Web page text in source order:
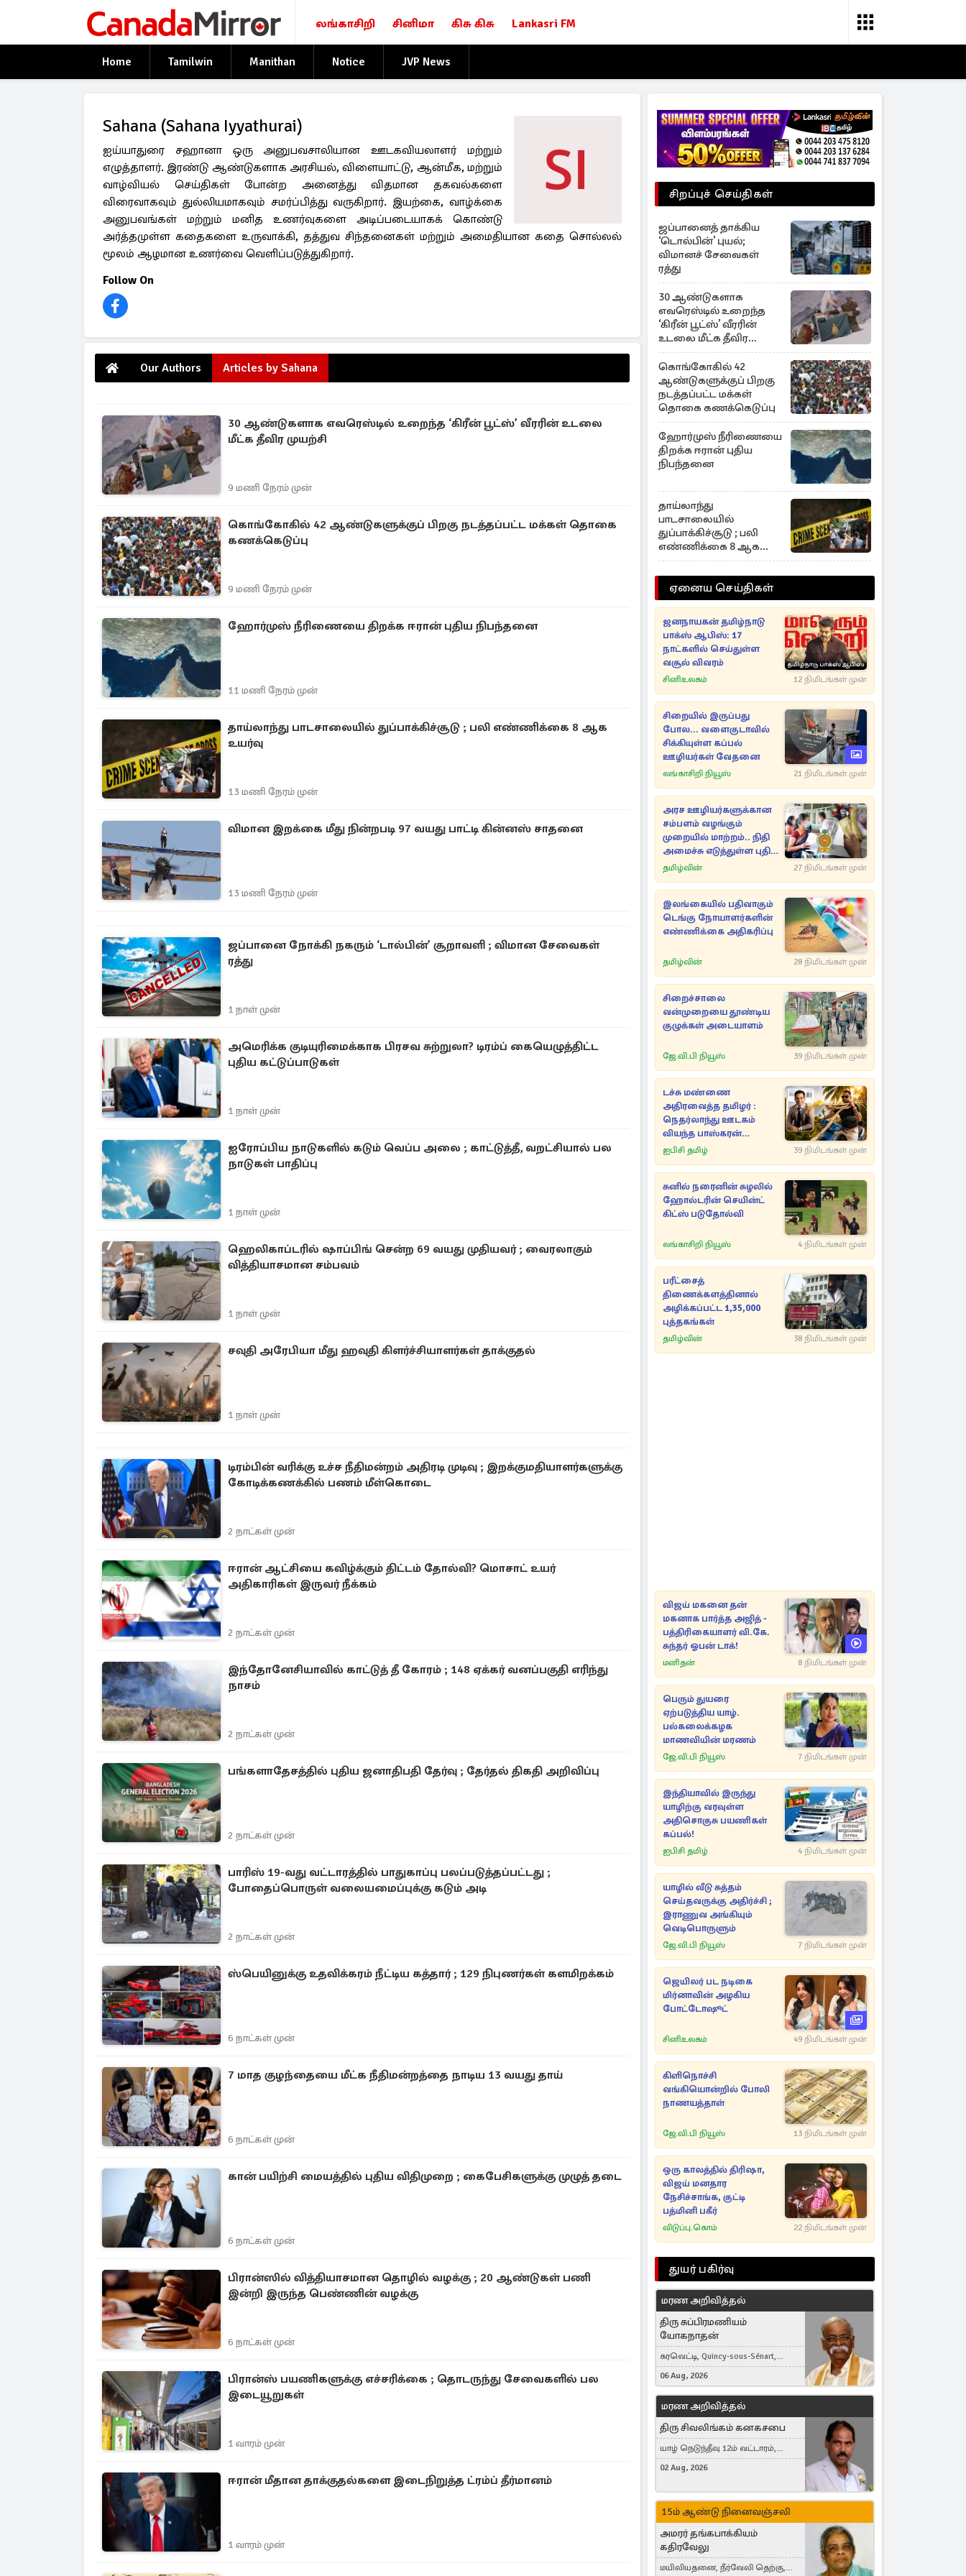
லங்காசிறி சினிமா கிசு கிசு Lankasri FM
Home Tamilwin Manithan Notice JVP News
Sahana (Sahana Iyyathurai)
ஐய்யாதுரை சஹானா ஒரு அனுபவசாலியான ஊடகவியலாளர் மற்றும்
எழுத்தாளர். இரண்டு ஆண்டுகளாக அரசியல், விளையாட்டு, ஆன்மீக, மற்றும்
வாழ்வியல் செய்திகள் போன்ற அனைத்து விதமான தகவல்களை
விரைவாகவும் துல்லியமாகவும் சமர்ப்பித்து வருகிறார். இயற்கை, வாழ்க்கை
அனுபவங்கள் மற்றும் மனித உணர்வுகளை அடிப்படையாகக் கொண்டு
அர்த்தமுள்ள கதைகளை உருவாக்கி, தத்துவ சிந்தனைகள் மற்றும் அமைதியான கதை சொல்லல்
மூலம் ஆழமான உணர்வை வெளிப்படுத்துகிறார்.
Follow On
Our Authors Articles by Sahana
30 ஆண்டுகளாக எவரெஸ்டில் உறைந்த ‘கிரீன் பூட்ஸ்’ வீரரின் உடலை
மீட்க தீவிர முயற்சி
9 மணி நேரம் முன்
கொங்கோகில் 42 ஆண்டுகளுக்குப் பிறகு நடத்தப்பட்ட மக்கள் தொகை
கணக்கெடுப்பு
9 மணி நேரம் முன்
ஹோர்முஸ் நீரிணையை திறக்க ஈரான் புதிய நிபந்தனை
11 மணி நேரம் முன்
தாய்லாந்து பாடசாலையில் துப்பாக்கிச்சூடு ; பலி எண்ணிக்கை 8 ஆக
உயர்வு
13 மணி நேரம் முன்
விமான இறக்கை மீது நின்றபடி 97 வயது பாட்டி கின்னஸ் சாதனை
13 மணி நேரம் முன்
ஜப்பானை நோக்கி நகரும் ‘டால்பின்’ சூறாவளி ; விமான சேவைகள்
ரத்து
1 நாள் முன்
அமெரிக்க குடியுரிமைக்காக பிரசவ சுற்றுலா? டிரம்ப் கையெழுத்திட்ட
புதிய கட்டுப்பாடுகள்
1 நாள் முன்
ஐரோப்பிய நாடுகளில் கடும் வெப்ப அலை ; காட்டுத்தீ, வறட்சியால் பல
நாடுகள் பாதிப்பு
1 நாள் முன்
ஹெலிகாப்டரில் ஷாப்பிங் சென்ற 69 வயது முதியவர் ; வைரலாகும்
வித்தியாசமான சம்பவம்
1 நாள் முன்
சவுதி அரேபியா மீது ஹவுதி கிளர்ச்சியாளர்கள் தாக்குதல்
1 நாள் முன்
டிரம்பின் வரிக்கு உச்ச நீதிமன்றம் அதிரடி முடிவு ; இறக்குமதியாளர்களுக்கு
கோடிக்கணக்கில் பணம் மீள்கொடை
2 நாட்கள் முன்
ஈரான் ஆட்சியை கவிழ்க்கும் திட்டம் தோல்வி? மொசாட் உயர்
அதிகாரிகள் இருவர் நீக்கம்
2 நாட்கள் முன்
இந்தோனேசியாவில் காட்டுத் தீ கோரம் ; 148 ஏக்கர் வனப்பகுதி எரிந்து
நாசம்
2 நாட்கள் முன்
பங்களாதேசத்தில் புதிய ஜனாதிபதி தேர்வு ; தேர்தல் திகதி அறிவிப்பு
2 நாட்கள் முன்
பாரிஸ் 19-வது வட்டாரத்தில் பாதுகாப்பு பலப்படுத்தப்பட்டது ;
போதைப்பொருள் வலையமைப்புக்கு கடும் அடி
2 நாட்கள் முன்
ஸ்பெயினுக்கு உதவிக்கரம் நீட்டிய கத்தார் ; 129 நிபுணர்கள் களமிறக்கம்
6 நாட்கள் முன்
7 மாத குழந்தையை மீட்க நீதிமன்றத்தை நாடிய 13 வயது தாய்
6 நாட்கள் முன்
கான் பயிற்சி மையத்தில் புதிய விதிமுறை ; கைபேசிகளுக்கு முழுத் தடை
6 நாட்கள் முன்
பிரான்ஸில் வித்தியாசமான தொழில் வழக்கு ; 20 ஆண்டுகள் பணி
இன்றி இருந்த பெண்ணின் வழக்கு
6 நாட்கள் முன்
பிரான்ஸ் பயணிகளுக்கு எச்சரிக்கை ; தொடருந்து சேவைகளில் பல
இடையூறுகள்
1 வாரம் முன்
ஈரான் மீதான தாக்குதல்களை இடைநிறுத்த ட்ரம்ப் தீர்மானம்
1 வாரம் முன்
சிறப்புச் செய்திகள்
ஜப்பானைத் தாக்கிய
‘டொல்பின்’ புயல்;
விமானச் சேவைகள்
ரத்து
30 ஆண்டுகளாக
எவரெஸ்டில் உறைந்த
‘கிரீன் பூட்ஸ்’ வீரரின்
உடலை மீட்க தீவிர
முயற்சி
கொங்கோகில் 42
ஆண்டுகளுக்குப் பிறகு
நடத்தப்பட்ட மக்கள்
தொகை கணக்கெடுப்பு
ஹோர்முஸ் நீரிணையை
திறக்க ஈரான் புதிய
நிபந்தனை
தாய்லாந்து
பாடசாலையில்
துப்பாக்கிச்சூடு ; பலி
எண்ணிக்கை 8 ஆக
உயர்வு
ஏனைய செய்திகள்
ஜனநாயகன் தமிழ்நாடு
பாக்ஸ் ஆபிஸ்: 17
நாட்களில் செய்துள்ள
வசூல் விவரம்
சினிஉலகம் 12 நிமிடங்கள் முன்
சிறையில் இருப்பது
போல... வளைகுடாவில்
சிக்கியுள்ள கப்பல்
ஊழியர்கள் வேதனை
லங்காசிறி நியூஸ் 21 நிமிடங்கள் முன்
அரச ஊழியர்களுக்கான
சம்பளம் வழங்கும்
முறையில் மாற்றம்.. நிதி
அமைச்சு எடுத்துள்ள புதிய
நடவடிக்கை
தமிழ்வின் 27 நிமிடங்கள் முன்
இலங்கையில் பதிவாகும்
டெங்கு நோயாளர்களின்
எண்ணிக்கை அதிகரிப்பு
தமிழ்வின் 28 நிமிடங்கள் முன்
சிறைச்சாலை
வன்முறையை தூண்டிய
குழுக்கள் அடையாளம்
ஜே.வி.பி நியூஸ் 39 நிமிடங்கள் முன்
டச்சு மண்ணை
அதிரவைத்த தமிழர் :
நெதர்லாந்து ஊடகம்
வியந்த பாஸ்கரன்
கந்தையாவின் 5,445 கோடி
ஐபிசி தமிழ் 39 நிமிடங்கள் முன்
சுனில் நரைனின் சுழலில்
ஹோல்டரின் செயின்ட்
கிட்ஸ் படுதோல்வி
லங்காசிறி நியூஸ் 4 நிமிடங்கள் முன்
பரீட்சைத்
திணைக்களத்தினால்
அழிக்கப்பட்ட 1,35,000
புத்தகங்கள்
தமிழ்வின் 38 நிமிடங்கள் முன்
விஜய் மகனை தன்
மகனாக பார்த்த அஜித் -
பத்திரிகையாளர் வி.கே.
சுந்தர் ஓபன் டாக்!
மனிதன் 8 நிமிடங்கள் முன்
பெரும் துயரை
ஏற்படுத்திய யாழ்.
பல்கலைக்கழக
மாணவியின் மரணம்
ஜே.வி.பி நியூஸ் 7 நிமிடங்கள் முன்
இந்தியாவில் இருந்து
யாழிற்கு வரவுள்ள
அதிசொகுசு பயணிகள்
கப்பல்!
ஐபிசி தமிழ் 4 நிமிடங்கள் முன்
யாழில் வீடு சுத்தம்
செய்தவருக்கு அதிர்ச்சி ;
இராணுவ அங்கியும்
வெடிபொருளும்
ஜே.வி.பி நியூஸ் 7 நிமிடங்கள் முன்
ஜெயிலர் பட நடிகை
மிர்னாவின் அழகிய
போட்டோஷூட்
சினிஉலகம் 49 நிமிடங்கள் முன்
கிளிநொச்சி
வங்கியொன்றில் போலி
நாணயத்தாள்
ஜே.வி.பி நியூஸ் 13 நிமிடங்கள் முன்
ஒரு காலத்தில் திரிஷா,
விஜய் மனதார
நேசிச்சாங்க, குட்டி
பத்மினி பகீர்
விடுப்பு.கொம் 22 நிமிடங்கள் முன்
துயர் பகிர்வு
மரண அறிவித்தல்
திரு சுப்பிரமணியம்
யோகநாதன்
கரவெட்டி, Quincy-sous-Sénart,
France
06 Aug, 2026
மரண அறிவித்தல்
திரு சிவலிங்கம் கனகசபை
யாழ் நெடுந்தீவு 12ம் வட்டாரம்,
Jaffna, நயினாதீவு, London, United
02 Aug, 2026
15ம் ஆண்டு நினைவஞ்சலி
அமரர் தங்கபாக்கியம்
கதிரவேலு
மயிலியதனை, நீர்வேலி தெற்கு,